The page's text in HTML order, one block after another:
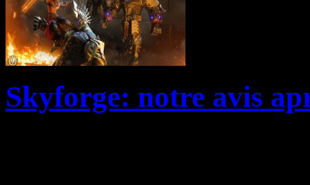
Skyforge: notre avis